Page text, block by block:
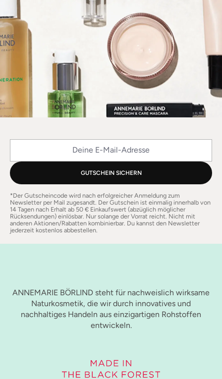
GUTSCHEIN SICHERN
*Der Gutscheincode wird nach erfolgreicher Anmeldung zum
Newsletter per Mail zugesandt. Der Gutschein ist einmalig innerhalb von
14 Tagen nach Erhalt ab 50 € Einkaufswert (abzüglich möglicher
Rücksendungen) einlösbar. Nur solange der Vorrat reicht. Nicht mit
anderen Aktionen/Rabatten kombinierbar. Du kannst den Newsletter
jederzeit kostenlos abbestellen.
ANNEMARIE BÖRLIND steht für nachweislich wirksame
Naturkosmetik, die wir durch innovatives und
nachhaltiges Handeln aus einzigartigen Rohstoffen
entwickeln.